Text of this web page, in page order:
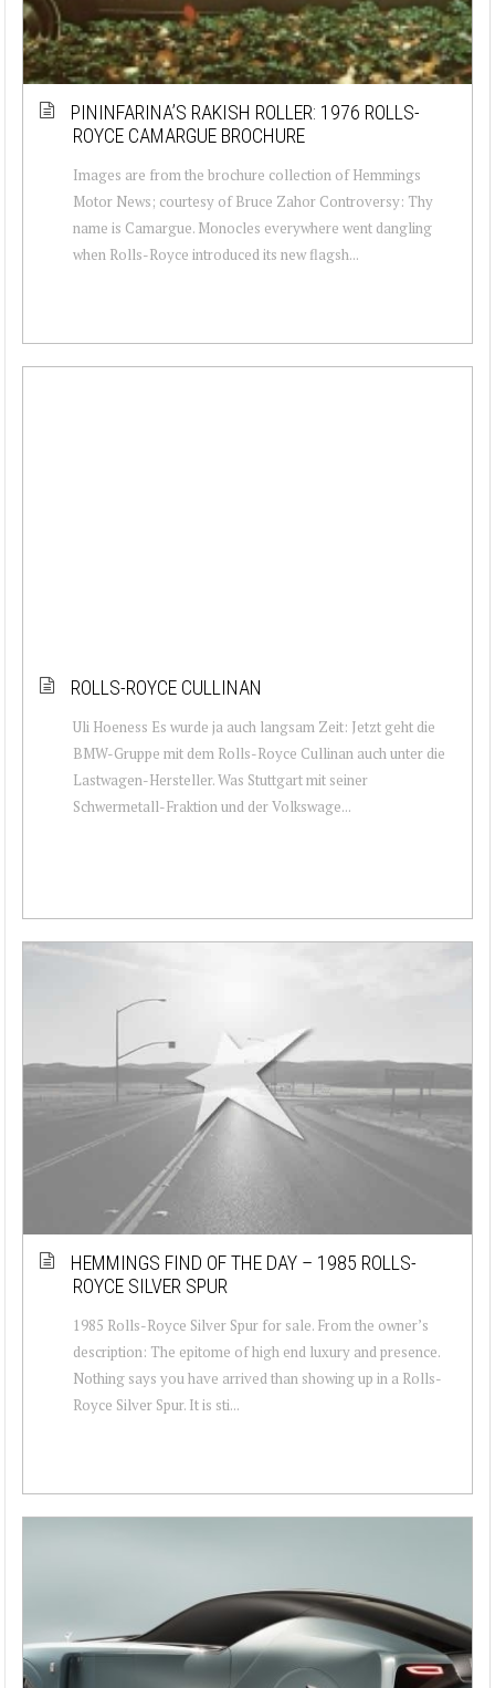
PININFARINA’S RAKISH ROLLER: 1976 ROLLS-
ROYCE CAMARGUE BROCHURE
Images are from the brochure collection of Hemmings
Motor News; courtesy of Bruce Zahor Controversy: Thy
name is Camargue. Monocles everywhere went dangling
when Rolls-Royce introduced its new flagsh...
ROLLS-ROYCE CULLINAN
Uli Hoeness Es wurde ja auch langsam Zeit: Jetzt geht die
BMW-Gruppe mit dem Rolls-Royce Cullinan auch unter die
Lastwagen-Hersteller. Was Stuttgart mit seiner
Schwermetall-Fraktion und der Volkswage...
HEMMINGS FIND OF THE DAY – 1985 ROLLS-
ROYCE SILVER SPUR
1985 Rolls-Royce Silver Spur for sale. From the owner’s
description: The epitome of high end luxury and presence.
Nothing says you have arrived than showing up in a Rolls-
Royce Silver Spur. It is sti...